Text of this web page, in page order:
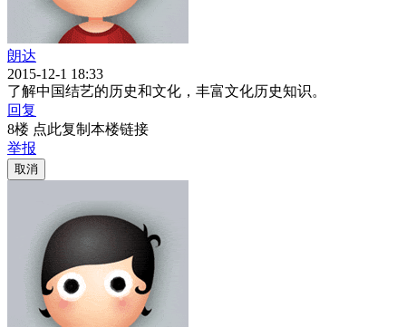
朗达
2015-12-1 18:33
了解中国结艺的历史和文化，丰富文化历史知识。
回复
8楼 点此复制本楼链接
举报
取消